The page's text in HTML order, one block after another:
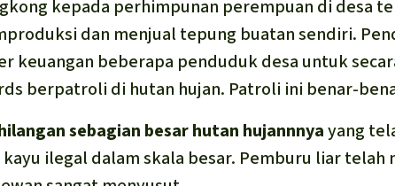
kepada perhimpunan perempuan di desa
dan menjual tepung buatan sendiri.
keuangan beberapa penduduk desa untuk
berpatroli di hutan hujan. Patroli ini benar-
sebagian besar hutan hujannnyayang
ilegal dalam skala besar. Pemburu liar telah